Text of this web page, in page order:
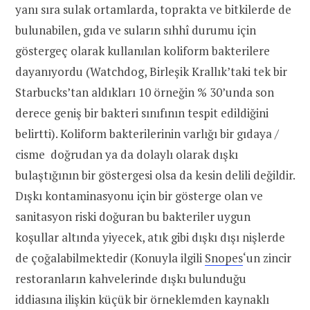
yanı sıra sulak ortamlarda, toprakta ve bitkilerde de
bulunabilen, gıda ve suların sıhhî durumu için
göstergeç olarak kullanılan koliform bakterilere
dayanıyordu (Watchdog, Birleşik Krallık’taki tek bir
Starbucks’tan aldıkları 10 örneğin % 30’unda son
derece geniş bir bakteri sınıfının tespit edildiğini
belirtti). Koliform bakterilerinin varlığı bir gıdaya /
cisme doğrudan ya da dolaylı olarak dışkı
bulaştığının bir göstergesi olsa da kesin delili değildir.
Dışkı kontaminasyonu için bir gösterge olan ve
sanitasyon riski doğuran bu bakteriler uygun
koşullar altında yiyecek, atık gibi dışkı dışı nişlerde
de çoğalabilmektedir (Konuyla ilgili Snopes‘un zincir
restoranların kahvelerinde dışkı bulunduğu
iddiasına ilişkin küçük bir örneklemden kaynaklı